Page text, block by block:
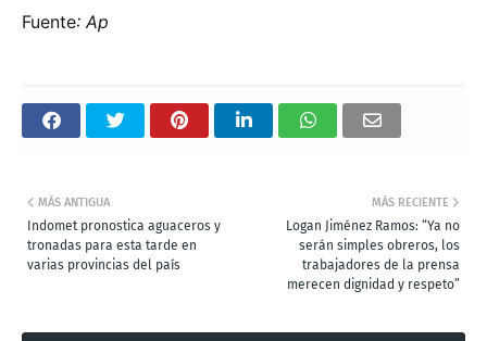
Fuente: Ap
MÁS RECIENTE
Logan Jiménez Ramos: “Ya no
serán simples obreros, los
trabajadores de la prensa
merecen dignidad y respeto”
MÁS ANTIGUA
Indomet pronostica aguaceros y
tronadas para esta tarde en
varias provincias del país